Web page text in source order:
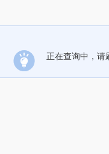
正在查询中，请